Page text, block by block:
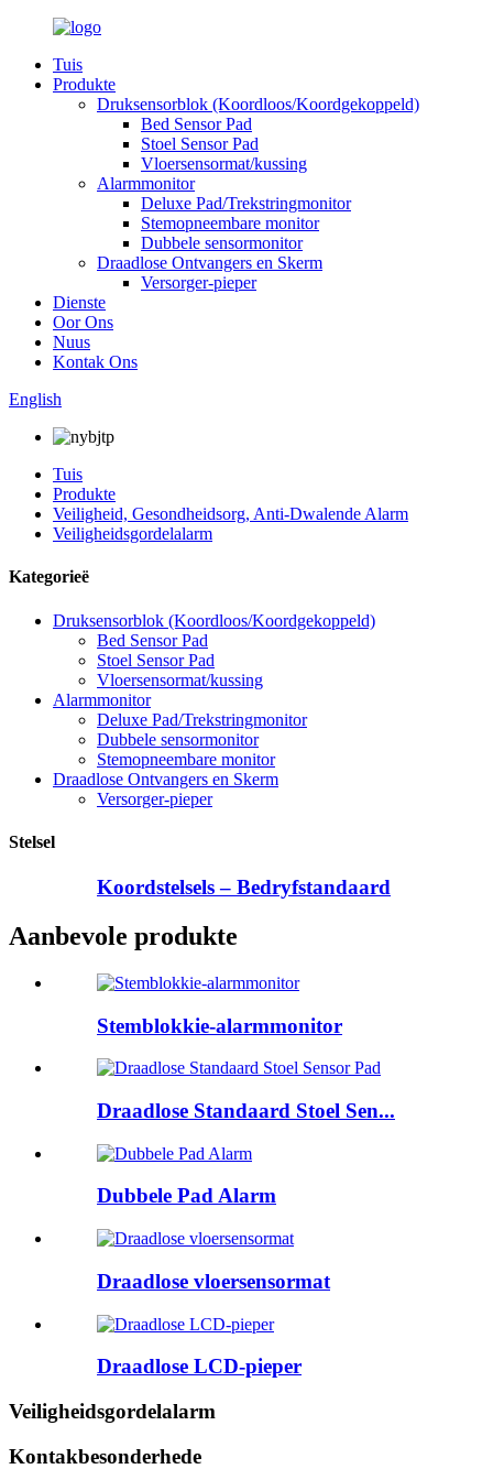
Tuis
Produkte
Druksensorblok (Koordloos/Koordgekoppeld)
Bed Sensor Pad
Stoel Sensor Pad
Vloersensormat/kussing
Alarmmonitor
Deluxe Pad/Trekstringmonitor
Stemopneembare monitor
Dubbele sensormonitor
Draadlose Ontvangers en Skerm
Versorger-pieper
Dienste
Oor Ons
Nuus
Kontak Ons
English
Tuis
Produkte
Veiligheid, Gesondheidsorg, Anti-Dwalende Alarm
Veiligheidsgordelalarm
Kategorieë
Druksensorblok (Koordloos/Koordgekoppeld)
Bed Sensor Pad
Stoel Sensor Pad
Vloersensormat/kussing
Alarmmonitor
Deluxe Pad/Trekstringmonitor
Dubbele sensormonitor
Stemopneembare monitor
Draadlose Ontvangers en Skerm
Versorger-pieper
Stelsel
Koordstelsels – Bedryfstandaard
Aanbevole produkte
Stemblokkie-alarmmonitor
Draadlose Standaard Stoel Sen...
Dubbele Pad Alarm
Draadlose vloersensormat
Draadlose LCD-pieper
Veiligheidsgordelalarm
Kontakbesonderhede